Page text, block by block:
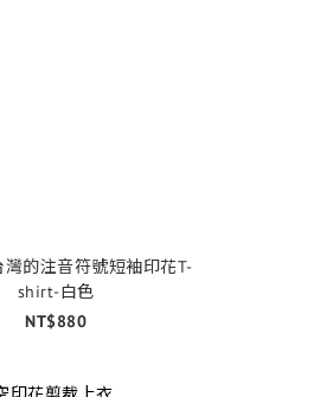
灣的注音符號短袖印花T-
shirt-白色
NT$880